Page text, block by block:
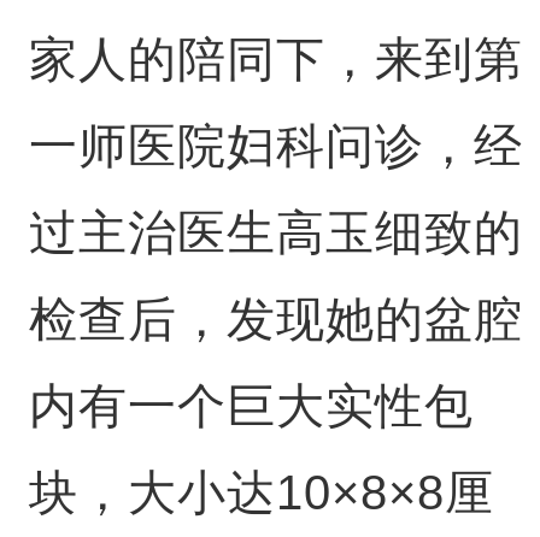
家人的陪同下，来到第
一师医院妇科问诊，经
过主治医生高玉细致的
检查后，发现她的盆腔
内有一个巨大实性包
块，大小达10×8×8厘